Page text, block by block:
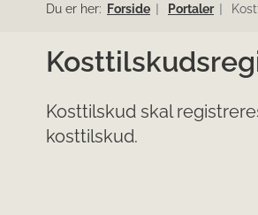
Du er her: Forside Portaler
Kosttilskud skal
kosttilskud.